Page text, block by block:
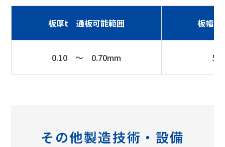
板厚t 通板可能範囲 板幅w
0.10 ～ 0.70mm 5
その他製造技術・設備